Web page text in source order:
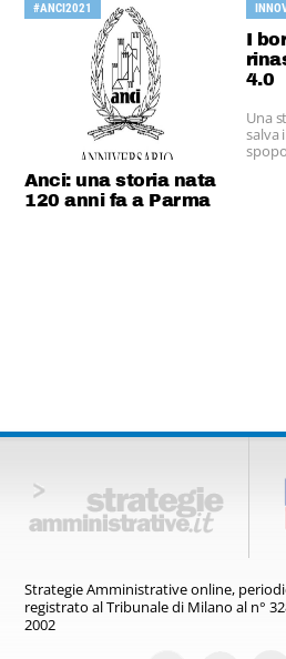
#ANCI2021
Anci: una storia nata
120 anni fa a Parma
I
4.0
Una
salva
Strategie Amministrative online,
registratoal Tribunale di Milano al n°
2002